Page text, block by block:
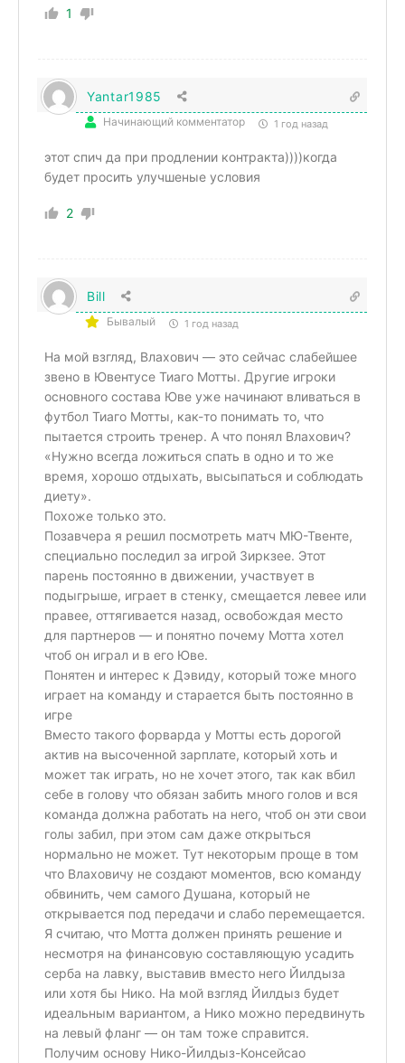
1
Yantar1985
Начинающий комментатор 1 год назад
этот спич да при продлении контракта))))когда
будет просить улучшеные условия
2
Bill
Бывалый 1 год назад
На мой взгляд, Влахович — это сейчас слабейшее
звено в Ювентусе Тиаго Мотты. Другие игроки
основного состава Юве уже начинают вливаться в
футбол Тиаго Мотты, как-то понимать то, что
пытается строить тренер. А что понял Влахович?
«Нужно всегда ложиться спать в одно и то же
время, хорошо отдыхать, высыпаться и соблюдать
диету».
Похоже только это.
Позавчера я решил посмотреть матч МЮ-Твенте,
специально последил за игрой Зиркзее. Этот
парень постоянно в движении, участвует в
подыгрыше, играет в стенку, смещается левее или
правее, оттягивается назад, освобождая место
для партнеров — и понятно почему Мотта хотел
чтоб он играл и в его Юве.
Понятен и интерес к Дэвиду, который тоже много
играет на команду и старается быть постоянно в
игре
Вместо такого форварда у Мотты есть дорогой
актив на высоченной зарплате, который хоть и
может так играть, но не хочет этого, так как вбил
себе в голову что обязан забить много голов и вся
команда должна работать на него, чтоб он эти свои
голы забил, при этом сам даже открыться
нормально не может. Тут некоторым проще в том
что Влаховичу не создают моментов, всю команду
обвинить, чем самого Душана, который не
открывается под передачи и слабо перемещается.
Я считаю, что Мотта должен принять решение и
несмотря на финансовую составляющую усадить
серба на лавку, выставив вместо него Йилдыза
или хотя бы Нико. На мой взгляд Йилдыз будет
идеальным вариантом, а Нико можно передвинуть
на левый фланг — он там тоже справится.
Получим основу Нико-Йилдыз-Консейсао